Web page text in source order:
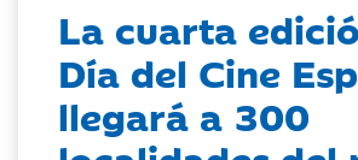
La cuarta
Día del Cine
llegará a 300